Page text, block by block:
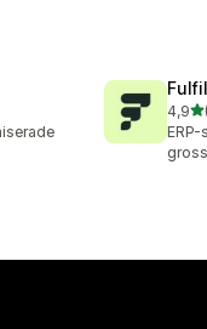
Fulfil
4,9
30